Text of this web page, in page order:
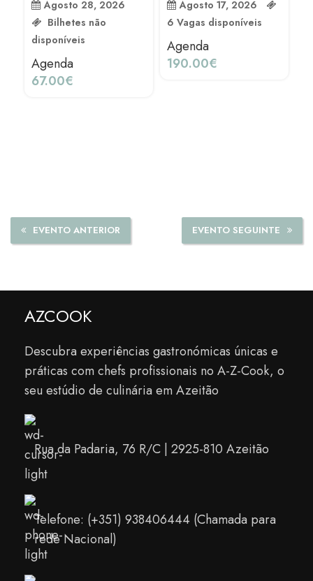
Agosto 28, 2026
Bilhetes não
disponíveis
Agenda
67.00€
Agosto 17, 2026
6 Vagas disponíveis
Agenda
190.00€
EVENTO ANTERIOR EVENTO SEGUINTE
AZCOOK
Descubra experiências gastronómicas únicas e
práticas com chefs profissionais no A-Z-Cook, o
seu estúdio de culinária em Azeitão
Rua da Padaria, 76 R/C | 2925-810 Azeitão
Telefone: (+351) 938406444 (Chamada para
rede Nacional)